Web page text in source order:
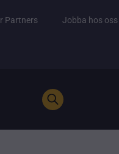
Partners Jobba hos oss